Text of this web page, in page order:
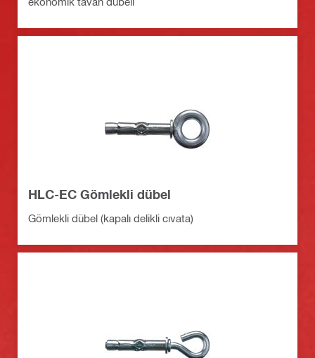
HLC-EC Gömlekli dübel
Gömlekli dübel (kapalı delikli cıvata)